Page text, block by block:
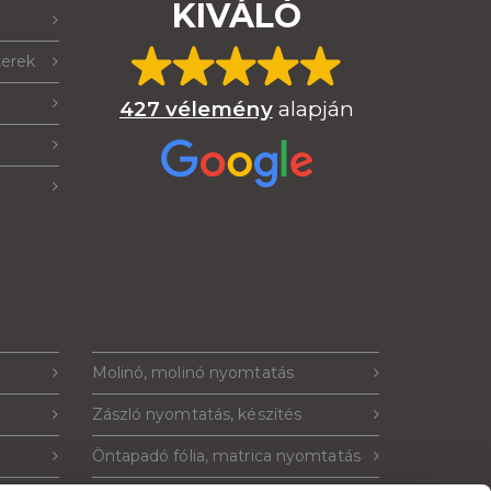
KIVÁLÓ
427 véleményalapján
Molinó, molinó nyomtatás
Zászló nyomtatás, készítés
Öntapadó fólia, matrica nyomtatás